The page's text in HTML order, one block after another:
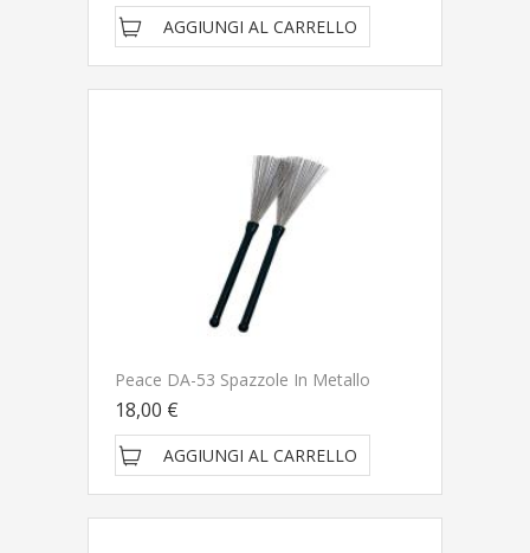
AGGIUNGI AL CARRELLO
Peace DA-53 Spazzole In Metallo
18,00 €
AGGIUNGI AL CARRELLO